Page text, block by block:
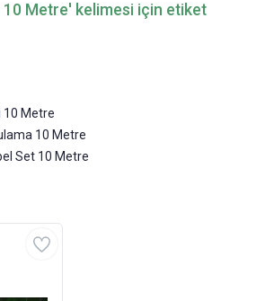
10 Metre' kelimesi için etiket
10 Metre
10 Metre
Set 10 Metre